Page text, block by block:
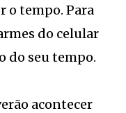
o tempo. Para
do celular
do seu tempo.
acontecer